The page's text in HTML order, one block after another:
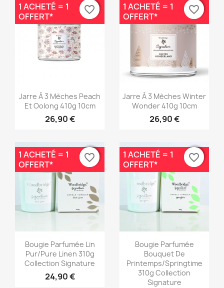
 Aperçu rapide
Jarre À 3 Mèches Peach
Et Oolong 410g 10cm
26,90 €
1 ACHETÉ = 1
OFFERT*
favorite_border
favorite_border
 Aperçu rapide
Jarre À 3 Mèches Winter
Wonder 410g 10cm
26,90 €
1 ACHETÉ = 1
OFFERT*
favorite_border
favorite_border
Aperçu rapide
Bougie Parfumée Lin
Pur/Pure Linen 310g
Collection Signature
24,90 €
1 ACHETÉ = 1
OFFERT*
favorite_border
favorite_border
Aperçu rapide
Bougie Parfumée
Bouquet De
Printemps/Springtime
310g Collection
Signature
1 ACHETÉ = 1
OFFERT*
favorite_border
favorite_border